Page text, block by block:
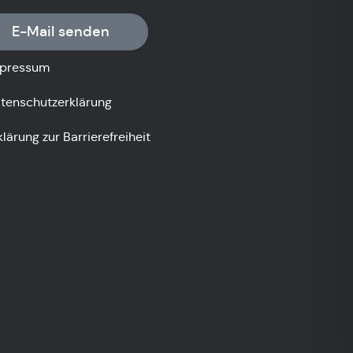
E-Mail senden
zur Barrierefreiheit